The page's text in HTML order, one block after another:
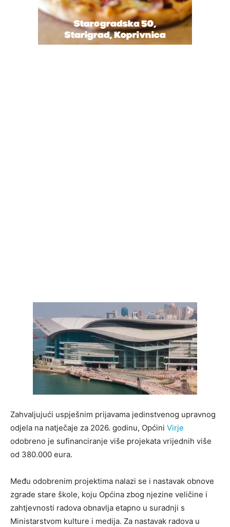
Zahvaljujući uspješnim prijavama jedinstvenog upravnog
odjela na natječaje za 2026. godinu, Općini Virje
odobreno je sufinanciranje više projekata vrijednih više
od 380.000 eura.
Među odobrenim projektima nalazi se i nastavak obnove
zgrade stare škole, koju Općina zbog njezine veličine i
zahtjevnosti radova obnavlja etapno u suradnji s
Ministarstvom kulture i medija. Za nastavak radova u